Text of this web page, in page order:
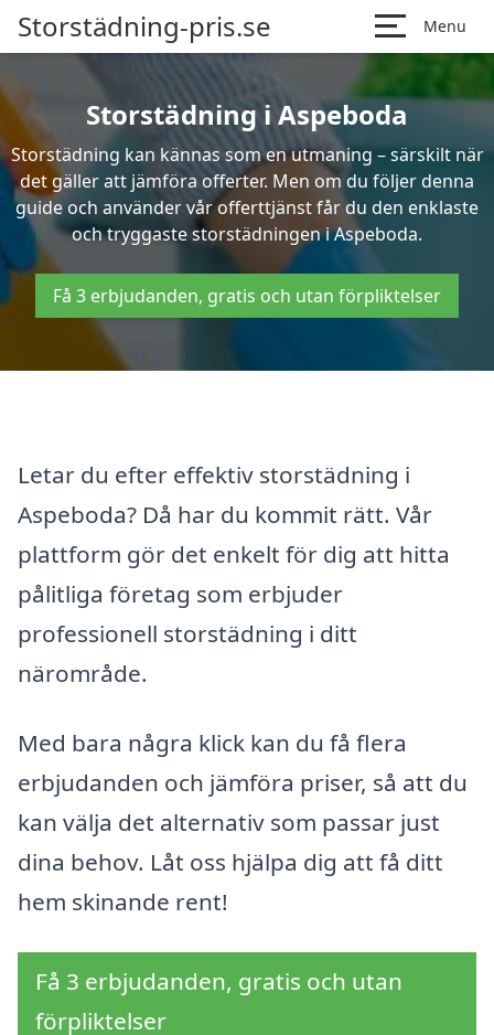
Storstädning-pris.se Menu
Storstädning i Aspeboda
Storstädning kan kännas som en utmaning – särskilt när
det gäller att jämföra offerter. Men om du följer denna
guide och använder vår offerttjänst får du den enklaste
och tryggaste storstädningen i Aspeboda.
Få 3 erbjudanden, gratis och utan förpliktelser
Letar du efter effektiv storstädning i
Aspeboda? Då har du kommit rätt. Vår
plattform gör det enkelt för dig att hitta
pålitliga företag som erbjuder
professionell storstädning i ditt
närområde.
Med bara några klick kan du få flera
erbjudanden och jämföra priser, så att du
kan välja det alternativ som passar just
dina behov. Låt oss hjälpa dig att få ditt
hem skinande rent!
Få 3 erbjudanden, gratis och utan
förpliktelser